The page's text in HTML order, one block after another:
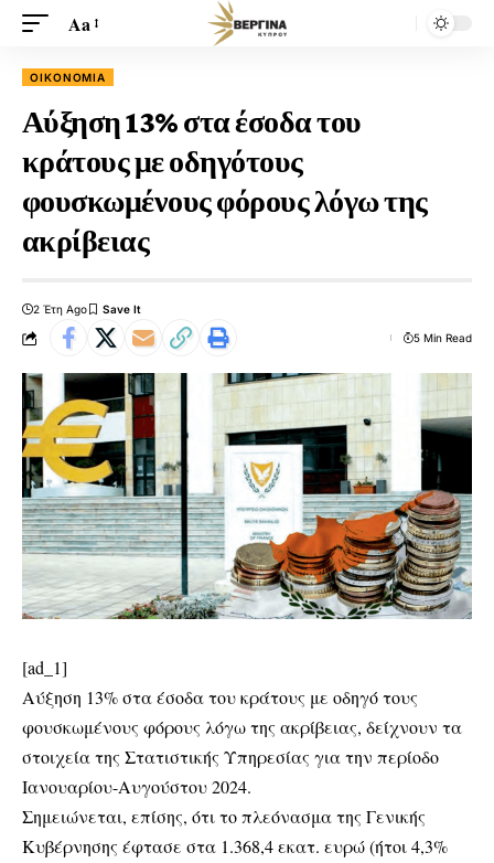
Aa
ΟΙΚΟΝΟΜΊΑ
Αύξηση 13% στα έσοδα του
κράτους με οδηγότους
φουσκωμένους φόρους λόγω της
ακρίβειας
2 Έτη Ago
5 Min Read
[ad_1]
Αύξηση 13% στα έσοδα του κράτους με οδηγό τους
φουσκωμένους φόρους λόγω της ακρίβειας, δείχνουν τα
στοιχεία της Στατιστικής Υπηρεσίας για την περίοδο
Ιανουαρίου-Αυγούστου 2024.
Σημειώνεται, επίσης, ότι το πλεόνασμα της Γενικής
Κυβέρνησης έφτασε στα 1.368,4 εκατ. ευρώ (ήτοι 4,3%